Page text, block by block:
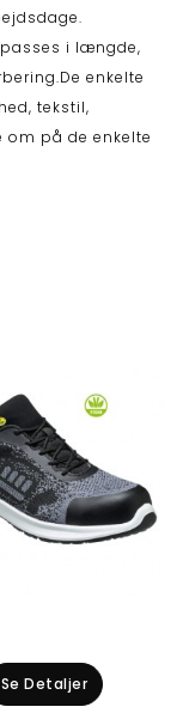
i længde,
enkelte
tekstil,
på de enkelte
Se Detaljer